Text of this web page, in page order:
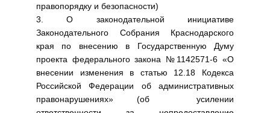
правопорядку и безопасности)
3. О законодательной инициативе
Законодательного Собрания Краснодарского
края по внесению в Государственную Думу
проекта федерального закона №1142571-6 «О
внесении изменения в статью 12.18 Кодекса
Российской Федерации об административных
правонарушениях» (об усилении